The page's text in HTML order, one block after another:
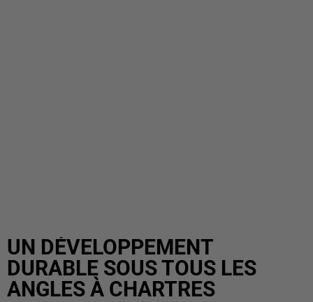
UN DÉVELOPPEMENT
DURABLE SOUS TOUS LES
ANGLES À CHARTRES